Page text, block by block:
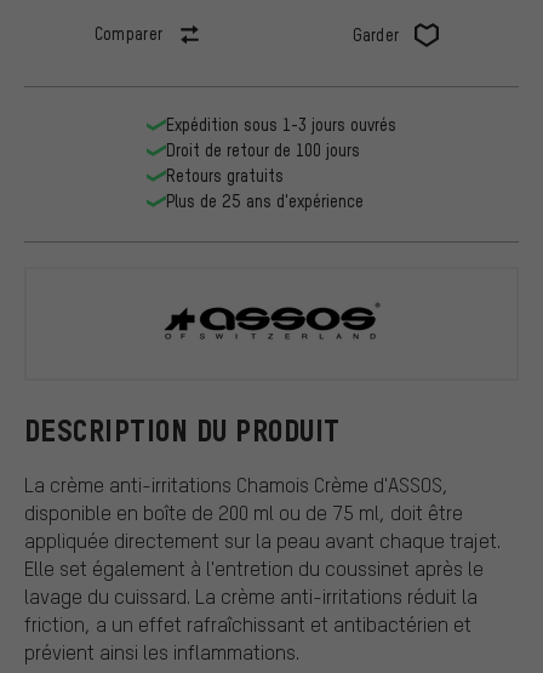
Comparer Garder
DESCRIPTION DU PRODUIT
La crème anti-irritations Chamois Crème d'ASSOS,
disponible en boîte de 200 ml ou de 75 ml, doit être
appliquée directement sur la peau avant chaque trajet.
Elle set également à l'entretion du coussinet après le
lavage du cuissard. La crème anti-irritations réduit la
friction, a un effet rafraîchissant et antibactérien et
prévient ainsi les inflammations.
Expédition sous 1-3 jours ouvrés
Droit de retour de 100 jours
Retours gratuits
Plus de 25 ans d'expérience